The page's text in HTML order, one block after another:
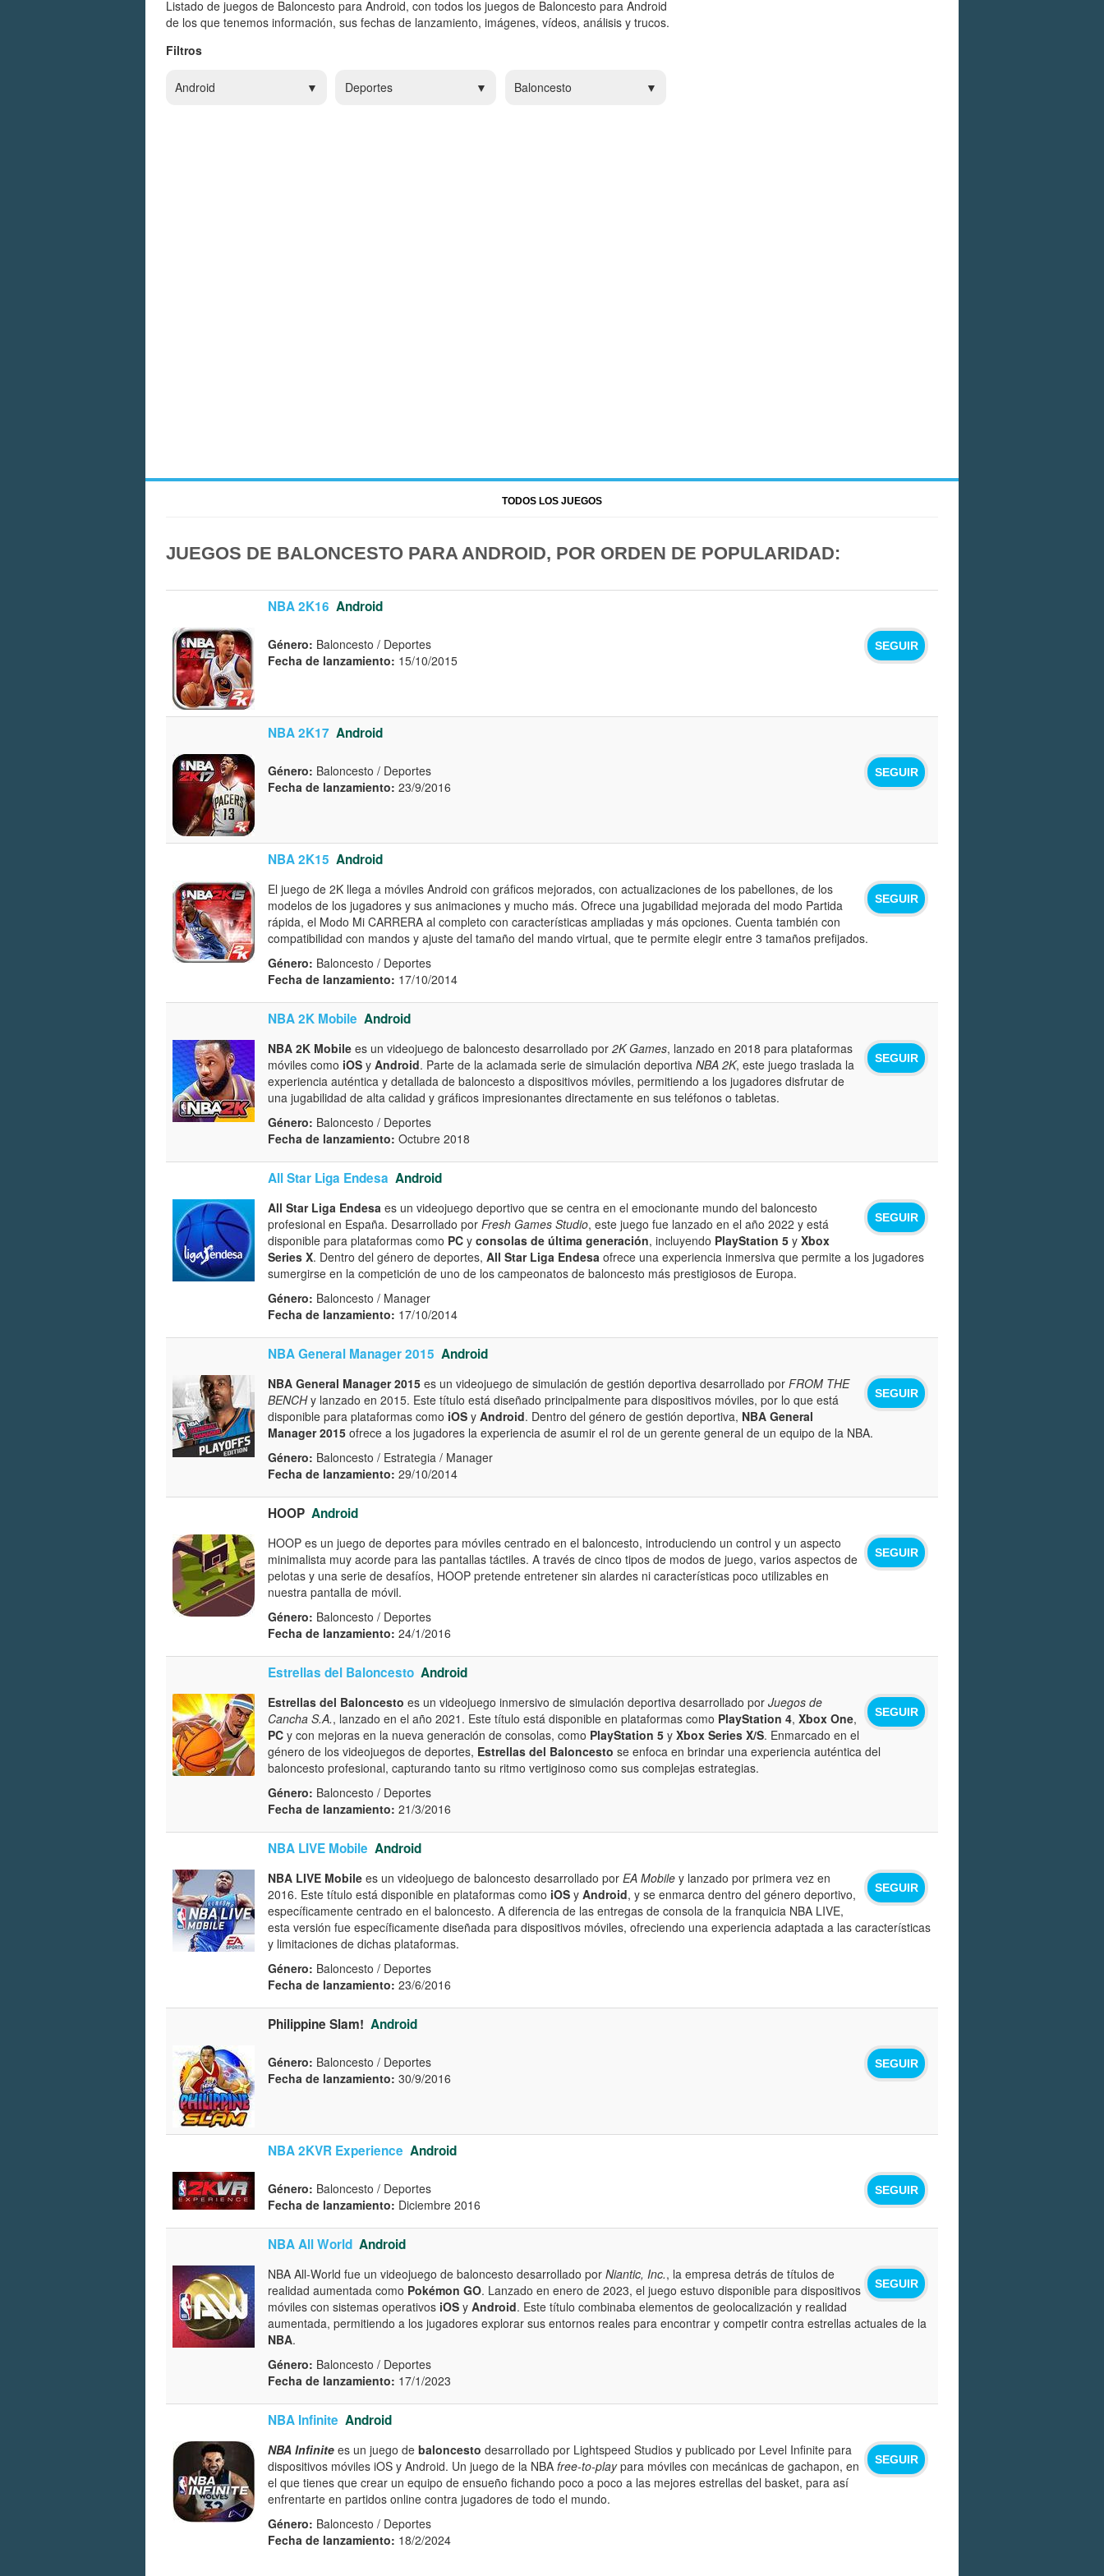
Listado de juegos de Baloncesto para Android, con todos los juegos de Baloncesto para Android
de los que tenemos información, sus fechas de lanzamiento, imágenes, vídeos, análisis y trucos.
Filtros
Android Deportes Baloncesto
TODOS LOS JUEGOS
JUEGOS DE BALONCESTO PARA ANDROID, POR ORDEN DE POPULARIDAD:
NBA 2K16 Android
SEGUIR
Género: Baloncesto / Deportes
Fecha de lanzamiento: 15/10/2015
NBA 2K17 Android
SEGUIR
Género: Baloncesto / Deportes
Fecha de lanzamiento: 23/9/2016
NBA 2K15 Android
SEGUIR
El juego de 2K llega a móviles Android con gráficos mejorados, con actualizaciones de los pabellones, de los
modelos de los jugadores y sus animaciones y mucho más. Ofrece una jugabilidad mejorada del modo Partida
rápida, el Modo Mi CARRERA al completo con características ampliadas y más opciones. Cuenta también con
compatibilidad con mandos y ajuste del tamaño del mando virtual, que te permite elegir entre 3 tamaños prefijados.
Género: Baloncesto / Deportes
Fecha de lanzamiento: 17/10/2014
NBA 2K Mobile Android
SEGUIR
NBA 2K Mobile es un videojuego de baloncesto desarrollado por 2K Games, lanzado en 2018 para plataformas
móviles como iOS y Android. Parte de la aclamada serie de simulación deportiva NBA 2K, este juego traslada la
experiencia auténtica y detallada de baloncesto a dispositivos móviles, permitiendo a los jugadores disfrutar de
una jugabilidad de alta calidad y gráficos impresionantes directamente en sus teléfonos o tabletas.
Género: Baloncesto / Deportes
Fecha de lanzamiento: Octubre 2018
All Star Liga Endesa Android
SEGUIR
All Star Liga Endesa es un videojuego deportivo que se centra en el emocionante mundo del baloncesto
profesional en España. Desarrollado por Fresh Games Studio, este juego fue lanzado en el año 2022 y está
disponible para plataformas como PC y consolas de última generación, incluyendo PlayStation 5 y Xbox
Series X. Dentro del género de deportes, All Star Liga Endesa ofrece una experiencia inmersiva que permite a los jugadores
sumergirse en la competición de uno de los campeonatos de baloncesto más prestigiosos de Europa.
Género: Baloncesto / Manager
Fecha de lanzamiento: 17/10/2014
NBA General Manager 2015 Android
SEGUIR
NBA General Manager 2015 es un videojuego de simulación de gestión deportiva desarrollado por FROM THE
BENCHy lanzado en 2015. Este título está diseñado principalmente para dispositivos móviles, por lo que está
disponible para plataformas como iOS y Android. Dentro del género de gestión deportiva, NBA General
Manager 2015 ofrece a los jugadores la experiencia de asumir el rol de un gerente general de un equipo de la NBA.
Género: Baloncesto / Estrategia / Manager
Fecha de lanzamiento: 29/10/2014
HOOP Android
SEGUIR
HOOP es un juego de deportes para móviles centrado en el baloncesto, introduciendo un control y un aspecto
minimalista muy acorde para las pantallas táctiles. A través de cinco tipos de modos de juego, varios aspectos de
pelotas y una serie de desafíos, HOOP pretende entretener sin alardes ni características poco utilizables en
nuestra pantalla de móvil.
Género: Baloncesto / Deportes
Fecha de lanzamiento: 24/1/2016
Estrellas del Baloncesto Android
SEGUIR
Estrellas del Baloncesto es un videojuego inmersivo de simulación deportiva desarrollado por Juegos de
Cancha S.A., lanzado en el año 2021. Este título está disponible en plataformas como PlayStation 4, Xbox One,
PC y con mejoras en la nueva generación de consolas, como PlayStation 5 y Xbox Series X/S. Enmarcado en el
género de los videojuegos de deportes, Estrellas del Baloncesto se enfoca en brindar una experiencia auténtica del
baloncesto profesional, capturando tanto su ritmo vertiginoso como sus complejas estrategias.
Género: Baloncesto / Deportes
Fecha de lanzamiento: 21/3/2016
NBA LIVE Mobile Android
SEGUIR
NBA LIVE Mobile es un videojuego de baloncesto desarrollado por EA Mobile y lanzado por primera vez en
2016. Este título está disponible en plataformas como iOS y Android, y se enmarca dentro del género deportivo,
específicamente centrado en el baloncesto. A diferencia de las entregas de consola de la franquicia NBA LIVE,
esta versión fue específicamente diseñada para dispositivos móviles, ofreciendo una experiencia adaptada a las características
y limitaciones de dichas plataformas.
Género: Baloncesto / Deportes
Fecha de lanzamiento: 23/6/2016
Philippine Slam! Android
SEGUIR
Género: Baloncesto / Deportes
Fecha de lanzamiento: 30/9/2016
NBA 2KVR Experience Android
SEGUIR
Género: Baloncesto / Deportes
Fecha de lanzamiento: Diciembre 2016
NBA All World Android
SEGUIR
NBA All-World fue un videojuego de baloncesto desarrollado por Niantic, Inc., la empresa detrás de títulos de
realidad aumentada como Pokémon GO. Lanzado en enero de 2023, el juego estuvo disponible para dispositivos
móviles con sistemas operativos iOS y Android. Este título combinaba elementos de geolocalización y realidad
aumentada, permitiendo a los jugadores explorar sus entornos reales para encontrar y competir contra estrellas actuales de la
NBA.
Género: Baloncesto / Deportes
Fecha de lanzamiento: 17/1/2023
NBA Infinite Android
SEGUIR
NBA Infinite es un juego de baloncesto desarrollado por Lightspeed Studios y publicado por Level Infinite para
dispositivos móviles iOS y Android. Un juego de la NBA free-to-playpara móviles con mecánicas de gachapon, en
el que tienes que crear un equipo de ensueño fichando poco a poco a las mejores estrellas del basket, para así
enfrentarte en partidos online contra jugadores de todo el mundo.
Género: Baloncesto / Deportes
Fecha de lanzamiento: 18/2/2024